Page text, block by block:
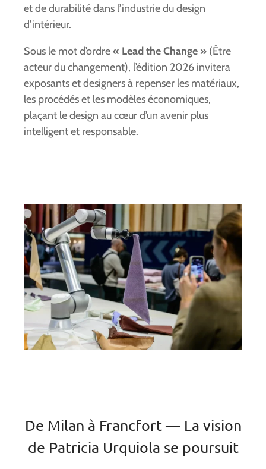
et de durabilité dans l’industrie du design
d’intérieur.
Sous le mot d’ordre« Lead the Change » (Être
acteur du changement), l’édition 2026 invitera
exposants et designers à repenser les matériaux,
les procédés et les modèles économiques,
plaçant le design au cœur d’un avenir plus
intelligent et responsable.
De Milan à Francfort — La vision
de Patricia Urquiola se poursuit